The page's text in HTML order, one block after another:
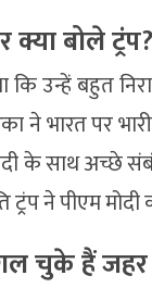
बोले ट्रंप?
कि उन्हें बहुत
ने भारत पर
मोदी के साथ
ट्रंप ने पीएम
चुके हैं जहर